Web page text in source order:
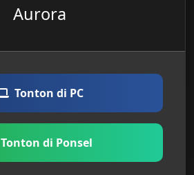
Aurora
Tonton di PC
Tonton di Ponsel